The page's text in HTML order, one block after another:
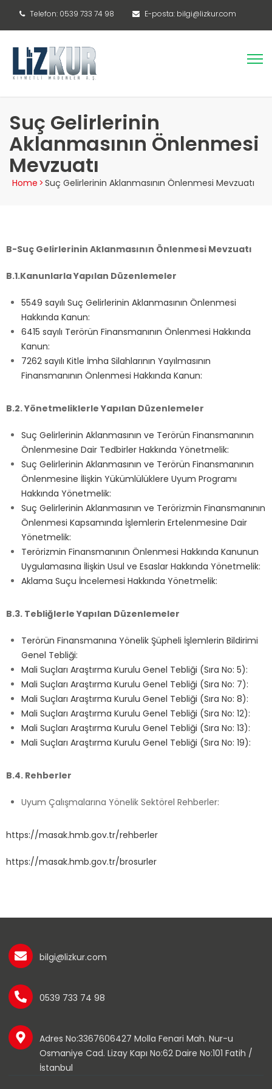
Telefon: 0539 733 74 98 E-posta: bilgi@lizkur.com
Suç Gelirlerinin
Aklanmasının Önlenmesi
Mevzuatı
Home >Suç Gelirlerinin Aklanmasının Önlenmesi Mevzuatı
B-Suç Gelirlerinin Aklanmasının Önlenmesi Mevzuatı
B.1.Kanunlarla Yapılan Düzenlemeler
5549 sayılı Suç Gelirlerinin Aklanmasının Önlenmesi
Hakkında Kanun:
6415 sayılı Terörün Finansmanının Önlenmesi Hakkında
Kanun:
7262 sayılı Kitle İmha Silahlarının Yayılmasının
Finansmanının Önlenmesi Hakkında Kanun:
B.2. Yönetmeliklerle Yapılan Düzenlemeler
Suç Gelirlerinin Aklanmasının ve Terörün Finansmanının
Önlenmesine Dair Tedbirler Hakkında Yönetmelik:
Suç Gelirlerinin Aklanmasının ve Terörün Finansmanının
Önlenmesine İlişkin Yükümlülüklere Uyum Programı
Hakkında Yönetmelik:
Suç Gelirlerinin Aklanmasının ve Terörizmin Finansmanının
Önlenmesi Kapsamında İşlemlerin Ertelenmesine Dair
Yönetmelik:
Terörizmin Finansmanının Önlenmesi Hakkında Kanunun
Uygulamasına İlişkin Usul ve Esaslar Hakkında Yönetmelik:
Aklama Suçu İncelemesi Hakkında Yönetmelik:
B.3. Tebliğlerle Yapılan Düzenlemeler
Terörün Finansmanına Yönelik Şüpheli İşlemlerin Bildirimi
Genel Tebliği:
Mali Suçları Araştırma Kurulu Genel Tebliği (Sıra No: 5):
Mali Suçları Araştırma Kurulu Genel Tebliği (Sıra No: 7):
Mali Suçları Araştırma Kurulu Genel Tebliği (Sıra No: 8):
Mali Suçları Araştırma Kurulu Genel Tebliği (Sıra No: 12):
Mali Suçları Araştırma Kurulu Genel Tebliği (Sıra No: 13):
Mali Suçları Araştırma Kurulu Genel Tebliği (Sıra No: 19):
B.4. Rehberler
Uyum Çalışmalarına Yönelik Sektörel Rehberler:
https://masak.hmb.gov.tr/rehberler
https://masak.hmb.gov.tr/brosurler
bilgi@lizkur.com
0539 733 74 98
Adres No:3367606427 Molla Fenari Mah. Nur-u
Osmaniye Cad. Lizay Kapı No:62 Daire No:101 Fatih /
İstanbul